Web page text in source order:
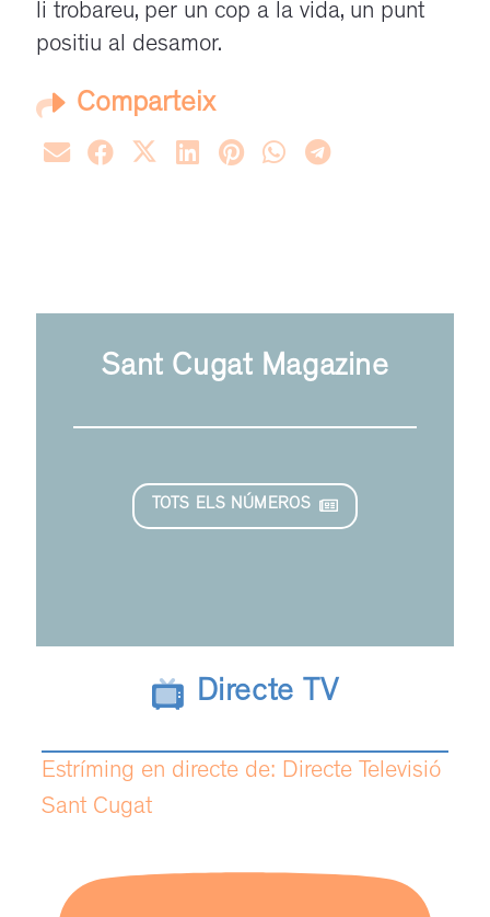
li trobareu, per un cop a la vida, un punt
positiu al desamor.
Comparteix
Sant Cugat Magazine
TOTS ELS NÚMEROS
Directe TV
Estríming en directe de: Directe Televisió
Sant Cugat